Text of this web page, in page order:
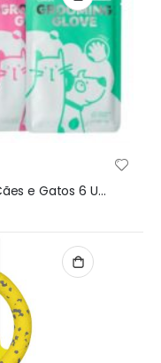
Cature Luvas para Grooming de Cães e Gatos 6 Unidades